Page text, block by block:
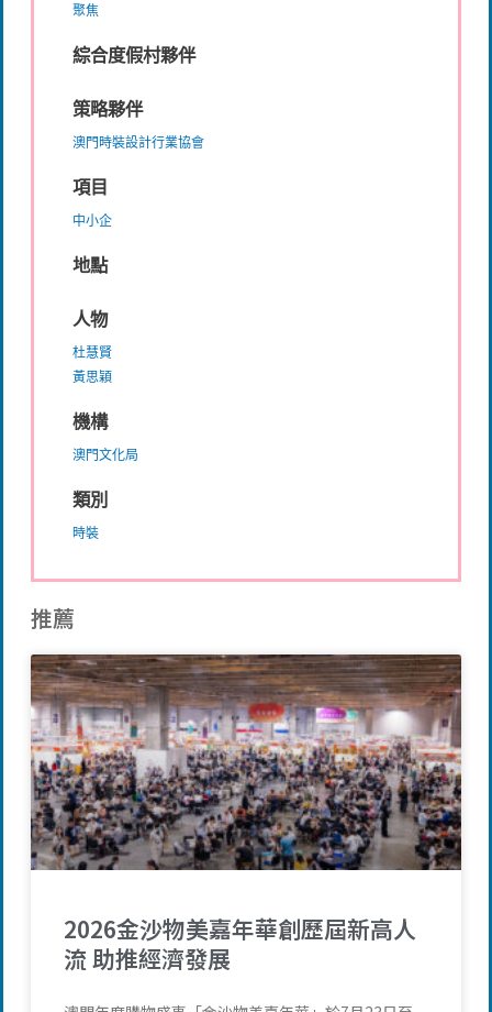
聚焦
綜合度假村夥伴
策略夥伴
澳門時裝設計行業協會
項目
中小企
地點
人物
杜慧賢
黃思穎
機構
澳門文化局
類別
時裝
推薦
2026金沙物美嘉年華創歷屆新高人
流 助推經濟發展